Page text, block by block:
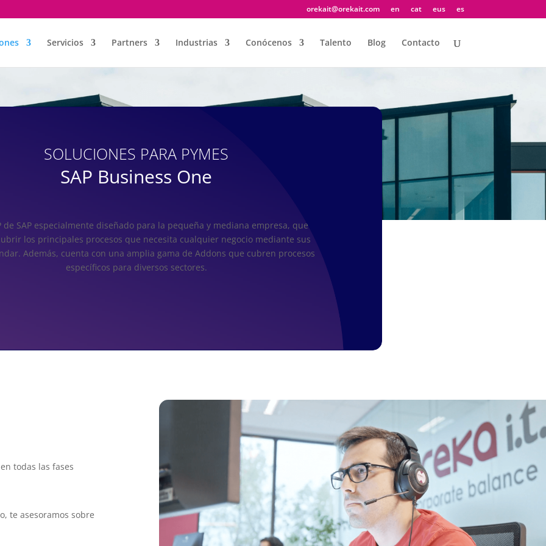
orekait@orekait.com en cat eus es
Servicios Partners Industrias Conócenos Talento Blog Contacto
SOLUCIONES PARA PYMES
SAP Business One
de SAP especialmente diseñado para la pequeña y mediana empresa, que
los principales procesos que necesita cualquier negocio mediante sus
Además, cuenta con una amplia gama de Addons que cubren procesos
específicos para diversos sectores.
todas las fases
te asesoramos sobre